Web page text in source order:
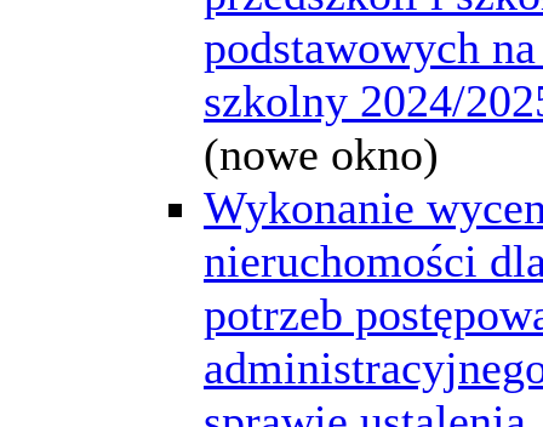
podstawowych
szkolny 2024/
(nowe okno)
Wykonanie
nieruchomości
potrzeb